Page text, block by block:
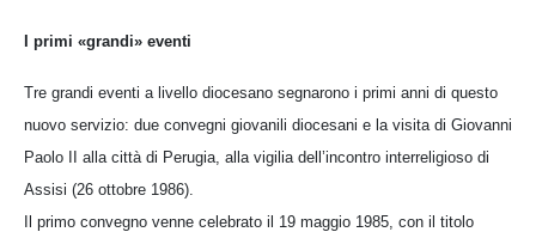
I primi «grandi» eventi
Tre grandi eventi a livello diocesano segnarono i primi anni di questo
nuovo servizio: due convegni giovanili diocesani e la visita di Giovanni
Paolo II alla città di Perugia, alla vigilia dell’incontro interreligioso di
Assisi (26 ottobre 1986).
Il primo convegno venne celebrato il 19 maggio 1985, con il titolo